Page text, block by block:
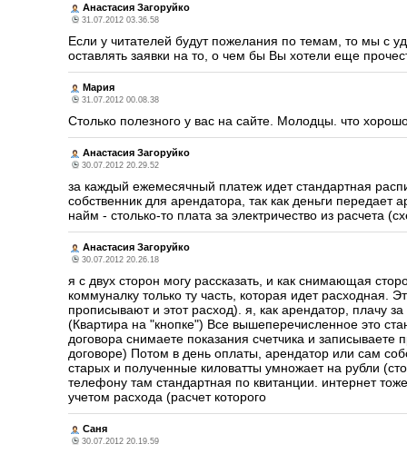
Анастасия Загоруйко
31.07.2012 03.36.58
Если у читателей будут пожелания по темам, то мы с
оставлять заявки на то, о чем бы Вы хотели еще
Мария
31.07.2012 00.08.38
Столько полезного у вас на сайте. Молодцы. что
Анастасия Загоруйко
30.07.2012 20.29.52
за каждый ежемесячный платеж идет стандартная
собственник для арендатора, так как деньги
найм - столько-то плата за электричество из расчета
Анастасия Загоруйко
30.07.2012 20.26.18
я с двух сторон могу рассказать, и как снимающая
коммуналку только ту часть, которая идет расходная.
прописывают и этот расход). я, как арендатор, плачу
(Квартира на "кнопке") Все вышеперечисленное это
договора снимаете показания счетчика и
договоре) Потом в день оплаты, арендатор или сам
старых и полученные киловатты умножает на рубли
телефону там стандартная по квитанции. интернет
учетом расхода (расчет которого
Саня
30.07.2012 20.19.59